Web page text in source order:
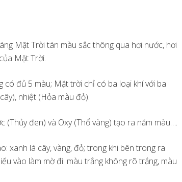
Mặt Trời tán màu sắc thông qua hơi nước, hơi
Mặt Trời.
đủ 5 màu; Mặt trời chỉ có ba loại khí với ba
nhiệt (Hỏa màu đỏ).
(Thủy đen) và Oxy (Thổ vàng) tạo ra năm màu….
xanh lá cây, vàng, đỏ; trong khi bên trong ra
vào làm mờ đi: màu trắng không rõ trắng, màu